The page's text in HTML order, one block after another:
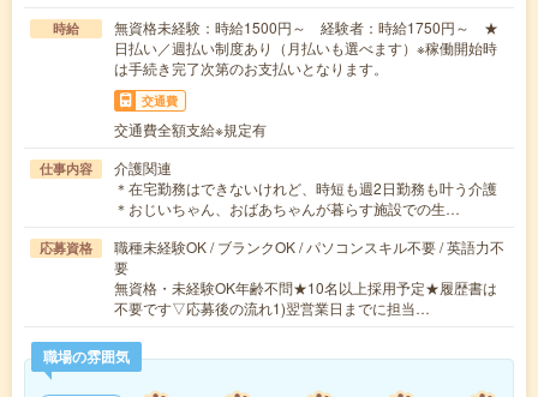
時給
無資格未経験：時給1500円～ 経験者：時給1750円～ ★
日払い／週払い制度あり（月払いも選べます）※稼働開始時
は手続き完了次第のお支払いとなります。
交通費
交通費全額支給※規定有
仕事内容
介護関連
＊在宅勤務はできないけれど、時短も週2日勤務も叶う介護
＊おじいちゃん、おばあちゃんが暮らす施設での生…
応募資格
職種未経験OK / ブランクOK / パソコンスキル不要 / 英語力不
要
無資格・未経験OK年齢不問★10名以上採用予定★履歴書は
不要です▽応募後の流れ1)翌営業日までに担当…
職場の雰囲気